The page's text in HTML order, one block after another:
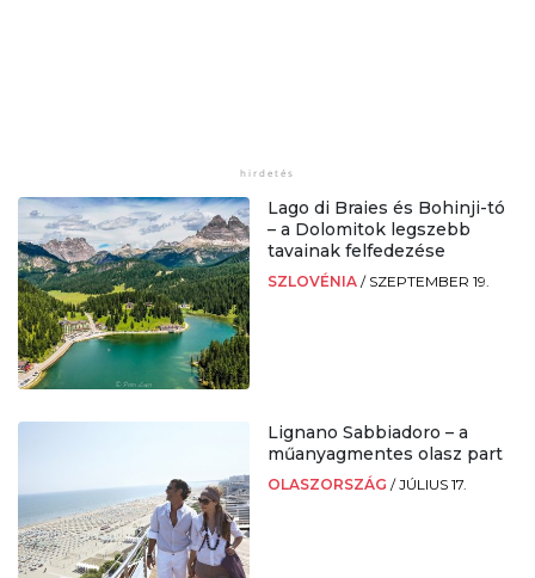
Lago di Braies és Bohinji-tó
– a Dolomitok legszebb
tavainak felfedezése
SZLOVÉNIA / SZEPTEMBER 19.
Lignano Sabbiadoro – a
műanyagmentes olasz part
OLASZORSZÁG /JÚLIUS 17.